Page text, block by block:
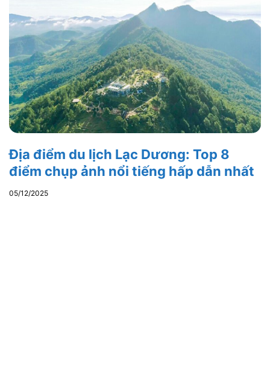
Địa điểm du lịch Lạc Dương: Top 8
điểm chụp ảnh nổi tiếng hấp dẫn nhất
05/12/2025